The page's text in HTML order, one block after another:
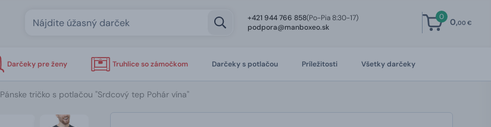
+421 944 766 858(Po-Pia 8:30-17)
podpora@manboxeo.sk
0 0,00 €
Darčeky pre ženy Truhlice so zámočkom Darčeky s potlačou Príležitosti Všetky darčeky
Pánske tričko s potlačou "Srdcový tep Pohár vína"